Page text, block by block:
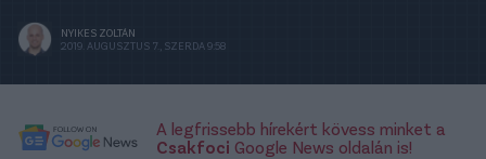
NYIKES ZOLTÁN
2019. AUGUSZTUS 7., SZERDA 9:58
A legfrissebb hírekért kövess minket a
Csakfoci Google News oldalán is!